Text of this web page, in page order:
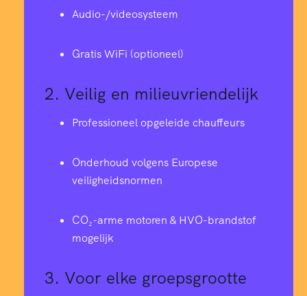
Audio-/videosysteem
Gratis WiFi (optioneel)
2. Veilig en milieuvriendelijk
Professioneel opgeleide chauffeurs
Onderhoud volgens Europese
veiligheidsnormen
CO₂-arme motoren & HVO-brandstof
mogelijk
3. Voor elke groepsgrootte